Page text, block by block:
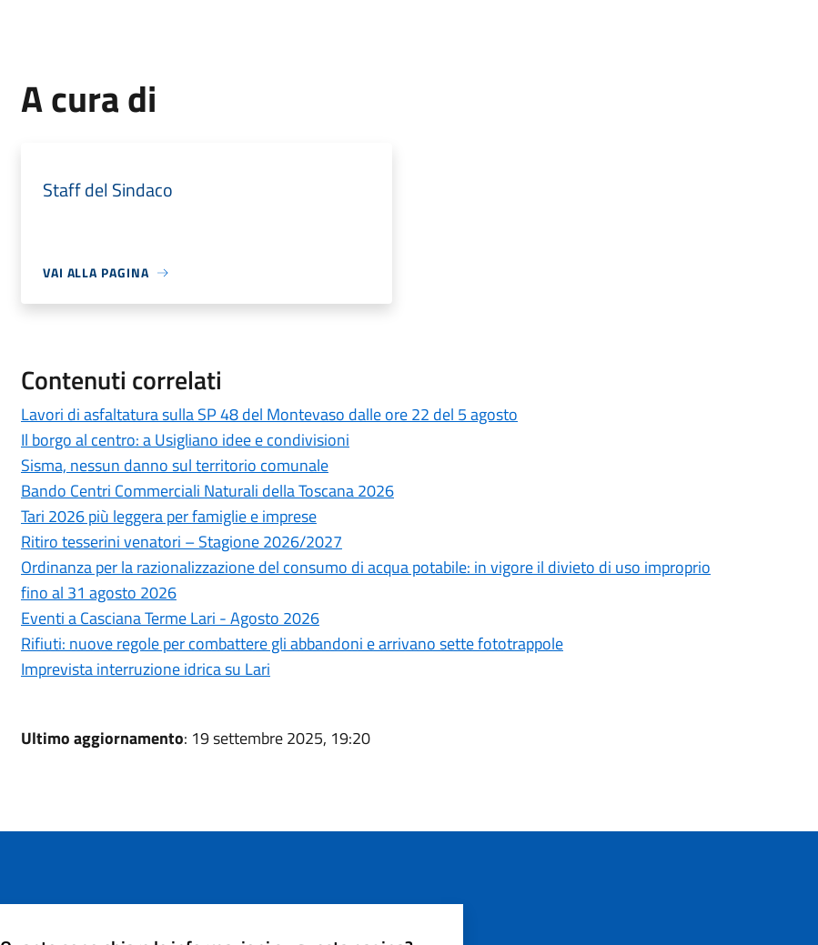
A cura di
Staff del Sindaco
VAI ALLA PAGINA
Contenuti correlati
Lavori di asfaltatura sulla SP 48 del Montevaso dalle ore 22 del 5 agosto
Il borgo al centro: a Usigliano idee e condivisioni
Sisma, nessun danno sul territorio comunale
Bando Centri Commerciali Naturali della Toscana 2026
Tari 2026 più leggera per famiglie e imprese
Ritiro tesserini venatori – Stagione 2026/2027
Ordinanza per la razionalizzazione del consumo di acqua potabile: in vigore il divieto di uso improprio
fino al 31 agosto 2026
Eventi a Casciana Terme Lari - Agosto 2026
Rifiuti: nuove regole per combattere gli abbandoni e arrivano sette fototrappole
Imprevista interruzione idrica su Lari
Ultimo aggiornamento: 19 settembre 2025, 19:20